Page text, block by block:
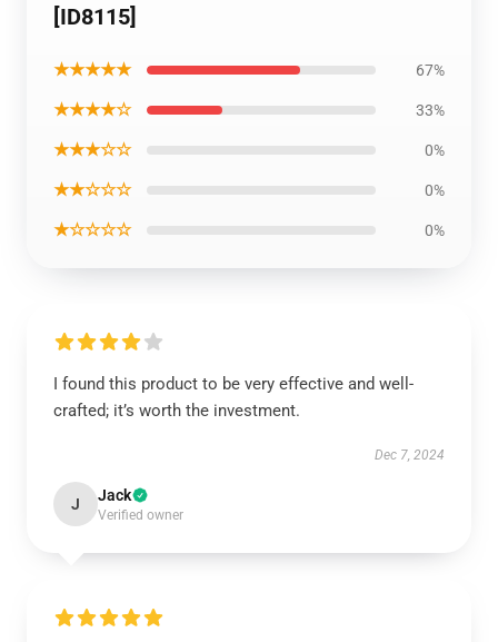
[ID8115]
★★★★★ 67%
★★★★☆ 33%
★★★☆☆ 0%
★★☆☆☆ 0%
★☆☆☆☆ 0%
I found this product to be very effective and well-
crafted; it’s worth the investment.
Dec 7, 2024
J Jack
Verified owner